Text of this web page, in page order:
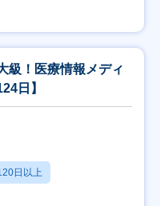
級！医療情報メディ
日】
日以上